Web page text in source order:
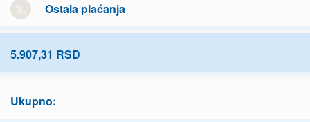
3. Ostala plaćanja
5.907,31 RSD
Ukupno: